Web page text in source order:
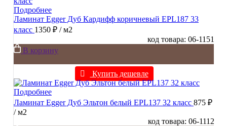
Подробнее
Ламинат Egger Дуб Кардифф коричневый EPL187 33
класс 1350 ₽ / м2
код товара: 06-1151
В корзину
Купить дешевле
Подробнее
Ламинат Egger Дуб Эльтон белый EPL137 32 класс 875 ₽
/ м2
код товара: 06-1112